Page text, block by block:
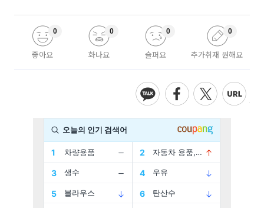
좋아요
0
화나요
0
슬퍼요
0
추가취재 원해요
0